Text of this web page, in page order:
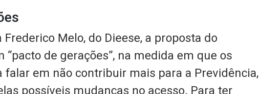
Melo, do Dieese, a proposta do
“pacto de gerações”, na medida em que os
falar em não contribuir mais para a Previdência,
possíveis mudanças no acesso. Para ter